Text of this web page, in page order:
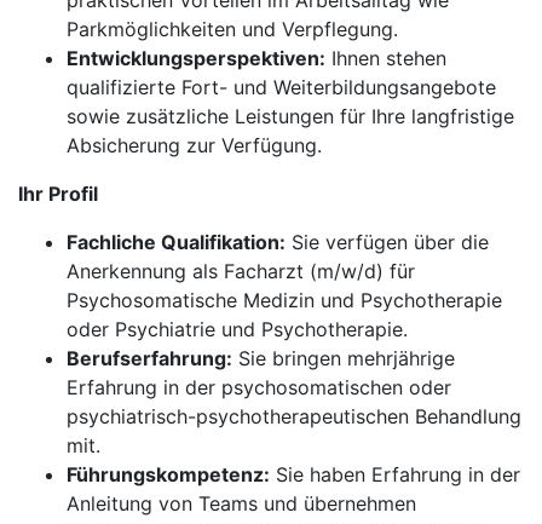
Parkmöglichkeiten und Verpflegung.
Entwicklungsperspektiven: Ihnen stehen
qualifizierte Fort- und Weiterbildungsangebote
sowie zusätzliche Leistungen für Ihre langfristige
Absicherung zur Verfügung.
Ihr Profil
Fachliche Qualifikation: Sie verfügen über die
Anerkennung als Facharzt (m/w/d) für
Psychosomatische Medizin und Psychotherapie
oder Psychiatrie und Psychotherapie.
Berufserfahrung: Sie bringen mehrjährige
Erfahrung in der psychosomatischen oder
psychiatrisch-psychotherapeutischen Behandlung
mit.
Führungskompetenz: Sie haben Erfahrung in der
Anleitung von Teams und übernehmen